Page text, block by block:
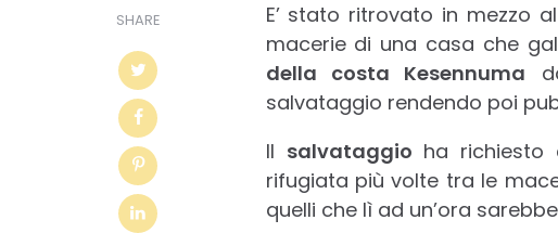
SHARE E’ stato ritrovato in mezzo
macerie di una casa che
della costa Kesennuma
salvataggio rendendo poi
Il salvataggio ha richiesto
rifugiata più volte tra le
quelli che lì ad un’ora